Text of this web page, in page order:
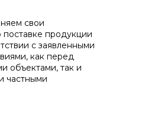
свои
поставке продукции
с заявленными
как перед
объектами, так и
частными